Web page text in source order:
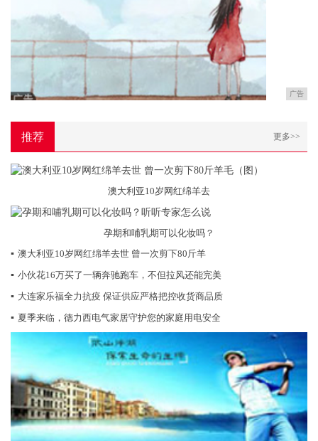
广告
推荐 更多>>
澳大利亚10岁网红绵羊去
孕期和哺乳期可以化妆吗？
▪ 澳大利亚10岁网红绵羊去世 曾一次剪下80斤羊
▪ 小伙花16万买了一辆奔驰跑车，不但拉风还能完美
▪ 大连家乐福全力抗疫 保证供应严格把控收货商品质
▪ 夏季来临，德力西电气家居守护您的家庭用电安全